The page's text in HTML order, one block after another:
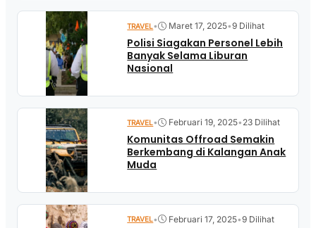
TRAVEL• Maret 17, 2025•9 Dilihat
Polisi Siagakan Personel Lebih
Banyak Selama Liburan
Nasional
TRAVEL• Februari 19, 2025• 23 Dilihat
Komunitas Offroad Semakin
Berkembang di Kalangan Anak
Muda
TRAVEL• Februari 17, 2025•9 Dilihat